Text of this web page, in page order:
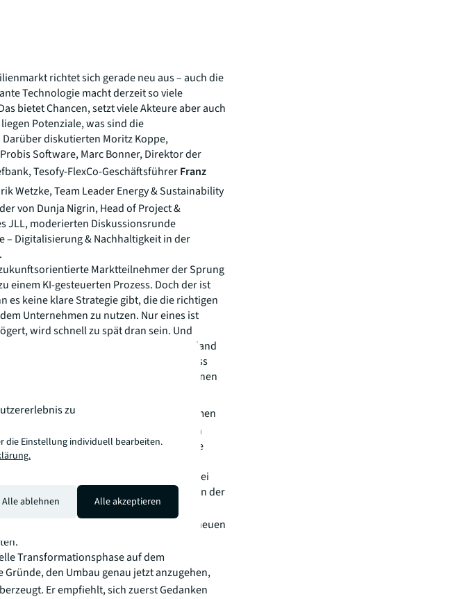
richtet sich gerade neu aus – auch die
Technologie macht derzeit so viele
bietet Chancen, setzt viele Akteure aber auch
Potenziale, was sind die
diskutierten Moritz Koppe,
Software, Marc Bonner, Direktor der
Tesofy-FlexCo-GeschäftsführerFranz
Wetzke, Team Leader Energy & Sustainability
von Dunja Nigrin, Head of Project &
JLL, moderierten Diskussionsrunde
– Digitalisierung & Nachhaltigkeit in der
Marktteilnehmer der Sprung
einem KI-gesteuerten Prozess. Doch der ist
es keine klare Strategie gibt, die die richtigen
Unternehmen zu nutzen. Nur eines ist
wird schnell zu spät dran sein. Und
noch die Entschlossenheit: „In Deutschland
oben. Manche tun sich mit dem Startschuss
ob man die Digitalisierung von innen
auch Widerstände: „In einigen Unternehmen
die an bewährten Programmen festhalten
das eine Programm, das alle Probleme
den Umbau im laufenden Geschäft. Dabei
bei Neuentwicklungen eine klare Struktur, in der
kann, was wo abgerechnet wird“,
rät, jetzt den Blick auf die Potenziale der neuen
Transformationsphase auf dem
den Umbau genau jetzt anzugehen,
Er empfiehlt, sich zuerst Gedanken
zu
die Einstellung individuell bearbeiten.
Alle ablehnen Alle akzeptieren